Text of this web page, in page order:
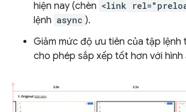
hiện nay (chèn <link
lệnh async ).
Giảm mức độ ưu tiên của tập lệnh
cho phép sắp xếp tốt hơn với hình